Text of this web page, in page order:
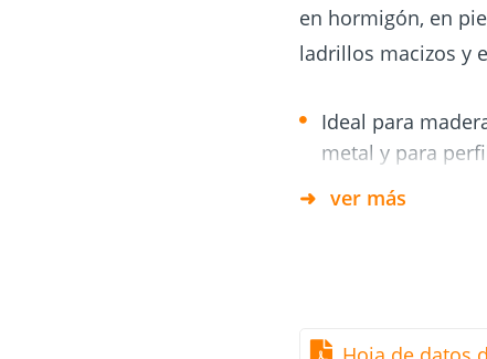
en hormigón, en
ladrillos macizos y
Ideal para
metal y para
Ventajas/usos:
ver más